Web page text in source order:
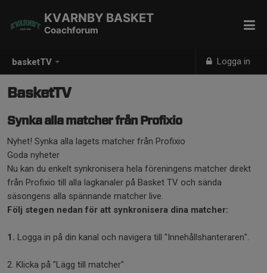
basketTV Logga in
KVARNBY BASKET
Coachforum
BasketTV
Synka alla matcher från Profixio
Nyhet! Synka alla lagets matcher från Profixio
Goda nyheter
Nu kan du enkelt synkronisera hela föreningens matcher direkt
från Profixio till alla lagkanaler på Basket TV och sända
säsongens alla spännande matcher live.
Följ stegen nedan för att synkronisera dina matcher:
1. Logga in på din kanal och navigera till "Innehållshanteraren".
2. Klicka på "Lägg till matcher"